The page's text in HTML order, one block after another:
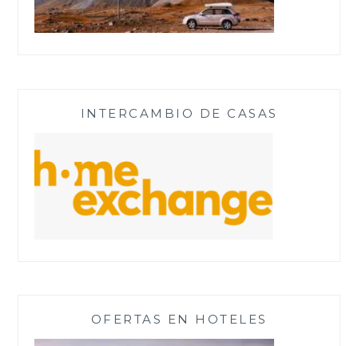
INTERCAMBIO DE CASAS
OFERTAS EN HOTELES